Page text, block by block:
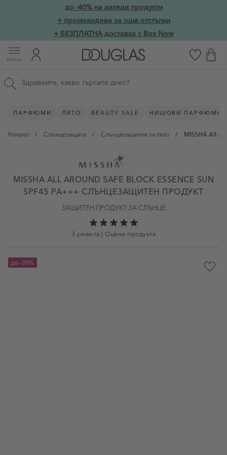
Прескачане към съдържаниетодо -40% на хиляди продукти
+ промокодове за още отстъпки
+ БЕЗПЛАТНА доставка с Box Now
Меню
ПАРФЮМИ ЛЯТО BEAUTY SALE НИШОВИ ПАРФЮМИ
Начало / Слънцезащита / Слънцезащитни за тяло / MISSHA All
MISSHA ALL AROUND SAFE BLOCK ESSENCE SUN
SPF45 PA+++ СЛЪНЦЕЗАЩИТЕН ПРОДУКТ
ЗАЩИТЕН ПРОДУКТ ЗА СЛЪНЦЕ
3 ревюта | Оцени продукта
до -30%